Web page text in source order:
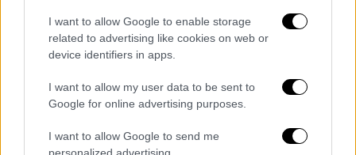
I want to allow Google to enable storage
related to advertising like cookies on web or
device identifiers in apps.
I want to allow my user data to be sent to
Google for online advertising purposes.
I want to allow Google to send me
personalized advertising.
πως είναι αθώος, στο όνομα της
δικαιοσύνης», προσθέτοντας πως«δεν είναι
δουλεύει το σύστημά μας».
πραγματοποιηθηκε στη Φλόριντα